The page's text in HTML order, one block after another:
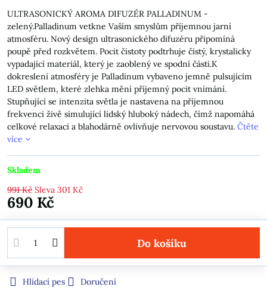
ULTRASONICKÝ AROMA DIFUZÉR PALLADINUM -
zelený.Palladinum vetkne Vaším smyslům příjemnou jarní
atmosféru. Nový design ultrasonického difuzéru připomíná
poupě před rozkvětem. Pocit čistoty podtrhuje čistý, krystalicky
vypadající materiál, který je zaoblený ve spodní části.K
dokreslení atmosféry je Palladinum vybaveno jemně pulsujícím
LED světlem, které zlehka mění příjemný pocit vnímání.
Stupňující se intenzita světla je nastavena na příjemnou
frekvenci živě simulující lidský hluboký nádech, čímž napomáhá
celkové relaxaci a blahodárně ovlivňuje nervovou soustavu. Čtěte
více
Skladem
991 Kč Sleva 301 Kč
690 Kč
Do košíku
Hlídací pes Doručení